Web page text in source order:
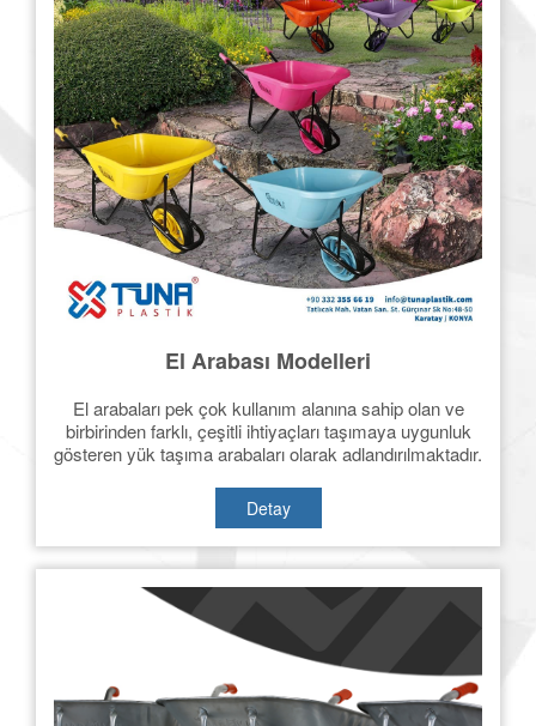
El Arabası Modelleri
El arabaları pek çok kullanım alanına sahip olan ve
birbirinden farklı, çeşitli ihtiyaçları taşımaya uygunluk
gösteren yük taşıma arabaları olarak adlandırılmaktadır.
Detay